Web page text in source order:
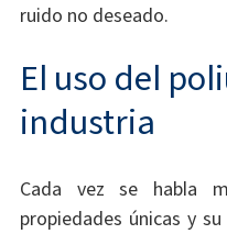
ruido no deseado.
El uso del
industria
Cada vez se habla
propiedades únicas y